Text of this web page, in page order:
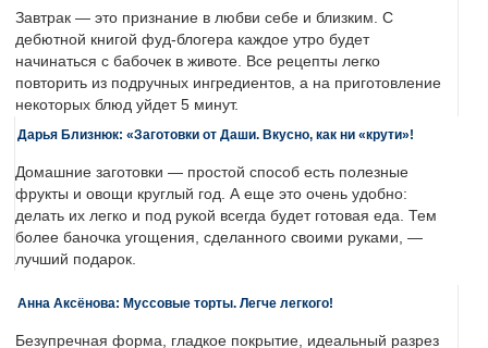
Завтрак — это признание в любви себе и близким. С
дебютной книгой фуд-блогера каждое утро будет
начинаться с бабочек в животе. Все рецепты легко
повторить из подручных ингредиентов, а на приготовление
некоторых блюд уйдет 5 минут.
Дарья Близнюк: «Заготовки от Даши. Вкусно, как ни «крути»!
Домашние заготовки — простой способ есть полезные
фрукты и овощи круглый год. А еще это очень удобно:
делать их легко и под рукой всегда будет готовая еда. Тем
более баночка угощения, сделанного своими руками, —
лучший подарок.
Анна Аксёнова: Муссовые торты. Легче легкого!
Безупречная форма, гладкое покрытие, идеальный разрез